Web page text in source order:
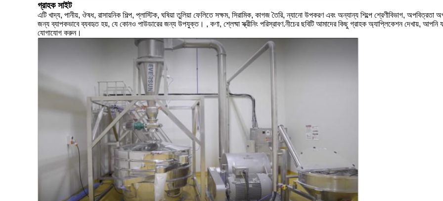
গ্রাহক সাইট
এটি খাদ্য, পানীয়, ঔষধ, রাসায়নিক শিল্প, প্লাস্টিক, ঘষিয়া তুলিয়া ফেলিতে সক্ষম, সিরামিক, কাগজ তৈরি, ন্যানো উপকরণ এবং অন্যান্য শিল্পে শ্রেণীবিভাগ,
জন্য ব্যাপকভাবে ব্যবহৃত হয়, যে কোনও পাউডারের জন্য উপযুক্ত। , কণা, শ্লেষ্মা স্ক্রীনিং পরিস্রাবণ.নীচের ছবিটি আমাদের কিছু গ্রাহক অ্যাপ্লিকেশন দেখায়,
যোগাযোগ করুন।